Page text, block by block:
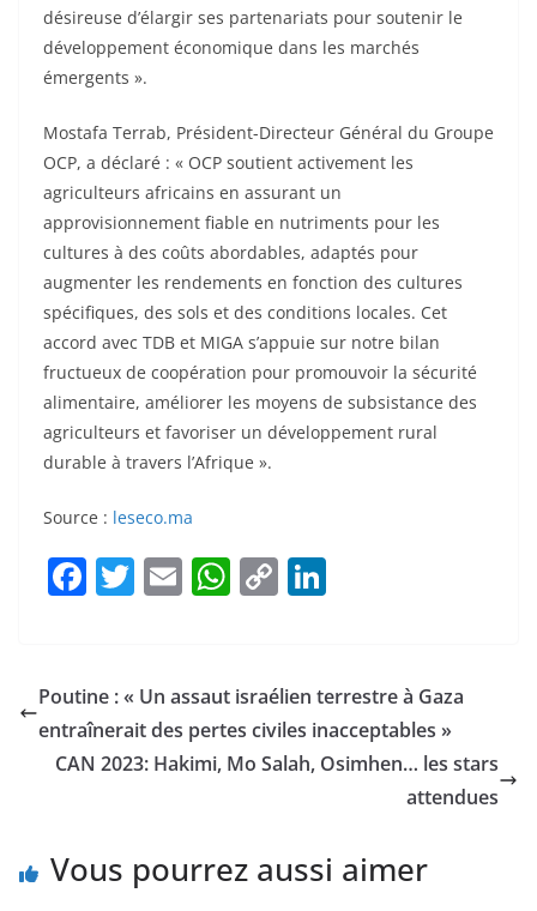
désireuse d’élargir ses partenariats pour soutenir le
développement économique dans les marchés
émergents ».
Mostafa Terrab, Président-Directeur Général du Groupe
OCP, a déclaré : « OCP soutient activement les
agriculteurs africains en assurant un
approvisionnement fiable en nutriments pour les
cultures à des coûts abordables, adaptés pour
augmenter les rendements en fonction des cultures
spécifiques, des sols et des conditions locales. Cet
accord avec TDB et MIGA s’appuie sur notre bilan
fructueux de coopération pour promouvoir la sécurité
alimentaire, améliorer les moyens de subsistance des
agriculteurs et favoriser un développement rural
durable à travers l’Afrique ».
Source : leseco.ma
F
e
b
o
T
er
E
l
W
s
A
p
C
y
Li
n
e
dI
n
Poutine : « Un assaut israélien terrestre à Gaza
entraînerait des pertes civiles inacceptables »
CAN 2023: Hakimi, Mo Salah, Osimhen… les stars
attendues
Vous pourrez aussi aimer